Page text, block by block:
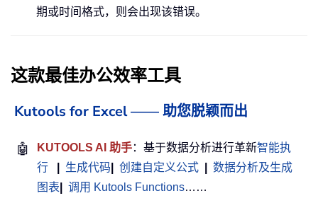
期或时间格式，则会出现该错误。
这款最佳办公效率工具
Kutools for Excel —— 助您脱颖而出
🤖 KUTOOLS AI 助手：基于数据分析进行革新智能执
行
生成代码 创建自定义公式
数据分析及生成
图表
调用 Kutools Functions……